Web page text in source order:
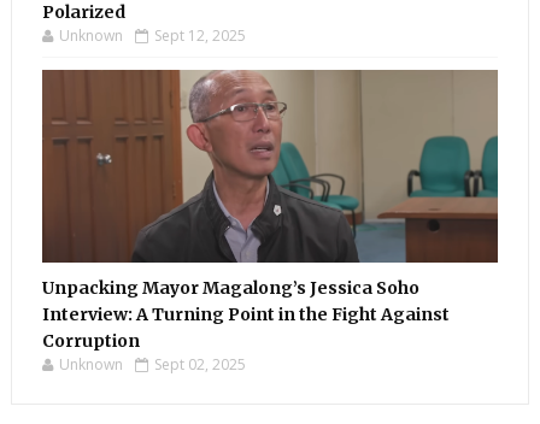
Polarized
Unknown Sept 12, 2025
Unpacking Mayor Magalong’s Jessica Soho
Interview: A Turning Point in the Fight Against
Corruption
Unknown Sept 02, 2025